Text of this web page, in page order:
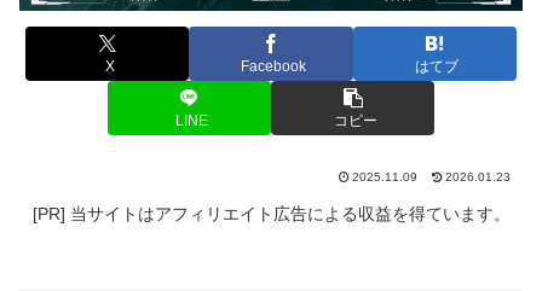
X Facebook はてブ
LINE コピー
2025.11.09 2026.01.23
[PR] 当サイトはアフィリエイト広告による収益を得ています。